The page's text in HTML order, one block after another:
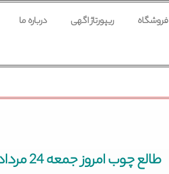
فروشگاه ریپورتاژ اگهی درباره ما
طالع چوب امروز جمعه 24 مرداد 1404